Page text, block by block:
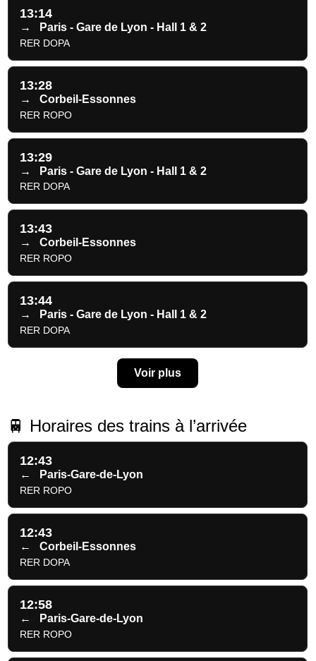
13:14
→ Paris - Gare de Lyon - Hall 1 & 2
RER DOPA
13:28
→ Corbeil-Essonnes
RER ROPO
13:29
→ Paris - Gare de Lyon - Hall 1 & 2
RER DOPA
13:43
→ Corbeil-Essonnes
RER ROPO
13:44
→ Paris - Gare de Lyon - Hall 1 & 2
RER DOPA
Voir plus
🚆 Horaires des trains à l’arrivée
12:43
← Paris-Gare-de-Lyon
RER ROPO
12:43
← Corbeil-Essonnes
RER DOPA
12:58
← Paris-Gare-de-Lyon
RER ROPO